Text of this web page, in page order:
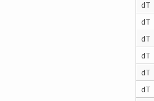
dT
dT
dT
dT
dT
dT